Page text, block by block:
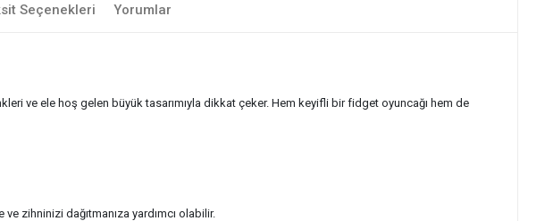
Seçenekleri Yorumlar
ve ele hoş gelen büyük tasarımıyla dikkat çeker. Hem keyifli bir fidget oyuncağı hem de
zihninizi dağıtmanıza yardımcı olabilir.